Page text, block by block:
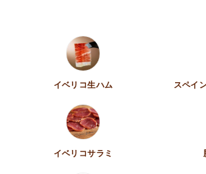
イベリコ生ハム スペイ
イベリコサラミ